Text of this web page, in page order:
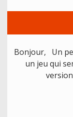
Bonjour, Un
un jeu qui